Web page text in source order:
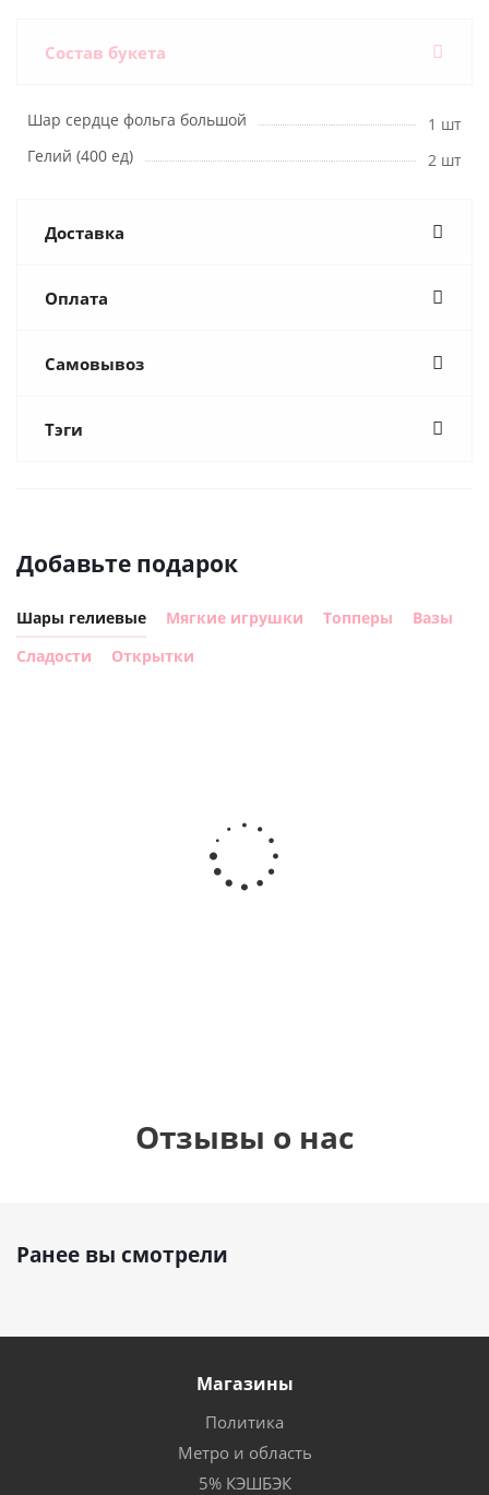
Состав букета
Шар сердце фольга большой
1 шт
Гелий (400 ед)
2 шт
Доставка
Оплата
Самовывоз
Тэги
Добавьте подарок
Шары гелиевые Мягкие игрушки Топперы
Вазы
Сладости
Открытки
Шар с
днем
рождения,
с
Отзывы о нас
Ранее вы смотрели
Магазины
Политика
Метро и область
5% КЭШБЭК